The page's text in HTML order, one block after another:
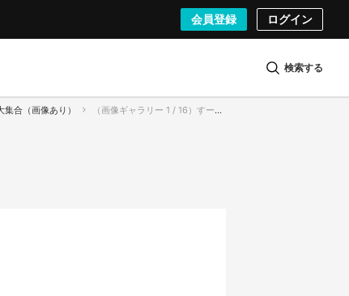
会員登録 ログイン
検索する
合（画像あり） （画像ギャラリー 1 / 16）すーぱーそに子のコスプレイヤーさん。